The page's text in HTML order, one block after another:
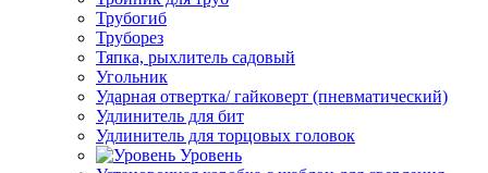
Трубогиб
Труборез
Тяпка, рыхлитель садовый
Угольник
Ударная отвертка/ гайковерт (пневматический)
Удлинитель для бит
Удлинитель для торцовых головок
Уровень